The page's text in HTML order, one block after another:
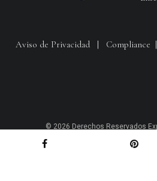
Aviso de Privacidad| Compliance
© 2026 Derechos Reservados